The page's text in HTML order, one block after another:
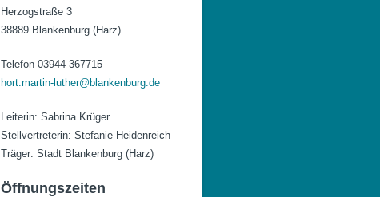
Herzogstraße 3
38889 Blankenburg (Harz)
Telefon 03944 367715
hort.martin-luther@blankenburg.de
Leiterin: Sabrina Krüger
Stellvertreterin: Stefanie Heidenreich
Träger: Stadt Blankenburg (Harz)
Öffnungszeiten